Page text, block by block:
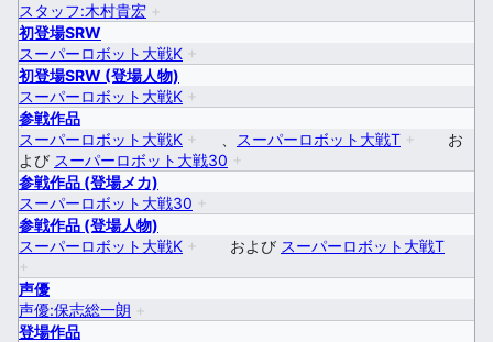
スタッフ:木村貴宏 +
初登場SRW
スーパーロボット大戦K +
初登場SRW (登場人物)
スーパーロボット大戦K +
参戦作品
スーパーロボット大戦K + スーパーロボット大戦T +
お
よび スーパーロボット大戦30 +
参戦作品 (登場メカ)
スーパーロボット大戦30 +
参戦作品 (登場人物)
スーパーロボット大戦K + および スーパーロボット大戦T
+
声優
声優:保志総一朗 +
登場作品